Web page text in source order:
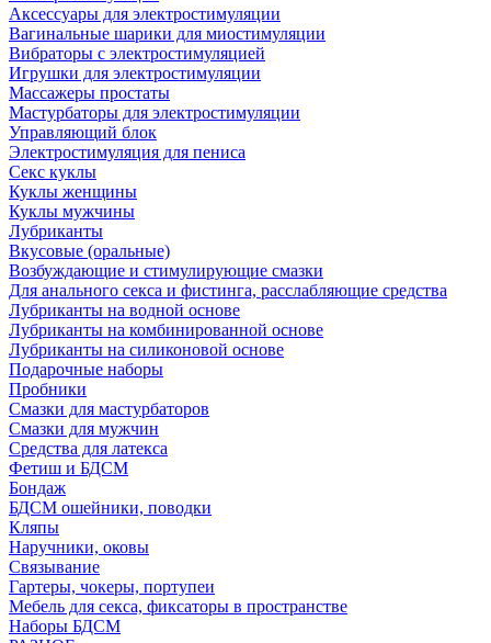
Аксессуары для электростимуляции
Вагинальные шарики для миостимуляции
Вибраторы с электростимуляцией
Игрушки для электростимуляции
Массажеры простаты
Мастурбаторы для электростимуляции
Управляющий блок
Электростимуляция для пениса
Секс куклы
Куклы женщины
Куклы мужчины
Лубриканты
Вкусовые (оральные)
Возбуждающие и стимулирующие смазки
Для анального секса и фистинга, расслабляющие средства
Лубриканты на водной основе
Лубриканты на комбинированной основе
Лубриканты на силиконовой основе
Подарочные наборы
Пробники
Смазки для мастурбаторов
Смазки для мужчин
Средства для латекса
Фетиш и БДСМ
Бондаж
БДСМ ошейники, поводки
Кляпы
Наручники, оковы
Связывание
Гартеры, чокеры, портупеи
Мебель для секса, фиксаторы в пространстве
Наборы БДСМ